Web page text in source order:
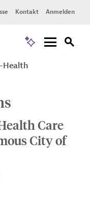
Kontakt Anmelden
Health
Care
City of